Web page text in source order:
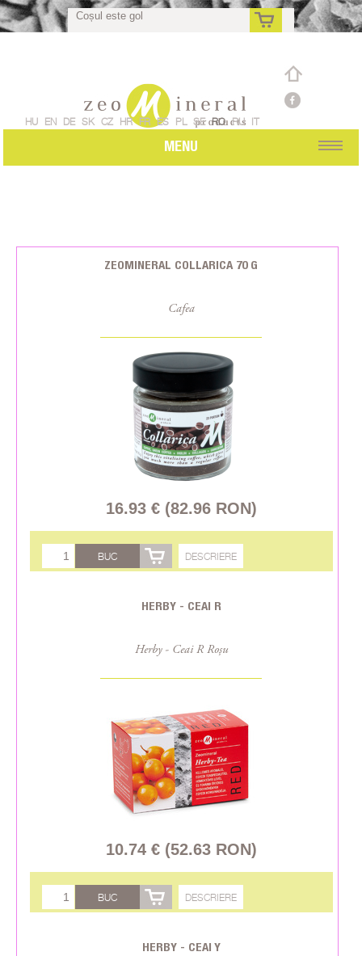
Coșul este gol
ro
HU EN DE SK CZ HR FR ES PL SE RO RU IT
MENU
ZEOMINERAL COLLARICA 70 G
Cafea
16.93 € (82.96 RON)
BUC DESCRIERE
HERBY - CEAI R
Herby - Ceai R Roșu
10.74 € (52.63 RON)
BUC DESCRIERE
HERBY - CEAI Y